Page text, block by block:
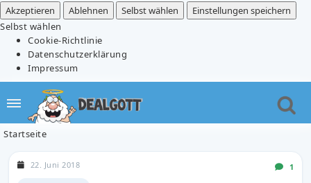
Akzeptieren
Ablehnen Selbst wählen
Einstellungen speichern
Selbst wählen
Cookie-Richtlinie
Datenschutzerklärung
Impressum
Startseite
22. Juni 2018 1